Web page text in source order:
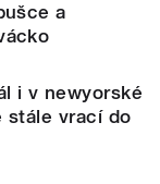
a
i v newyorské
stále vrací do